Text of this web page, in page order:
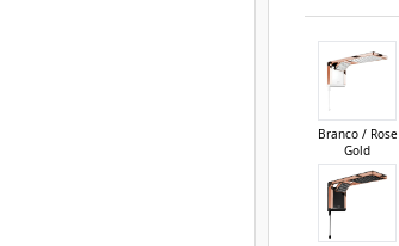
Branco / Rose
Gold